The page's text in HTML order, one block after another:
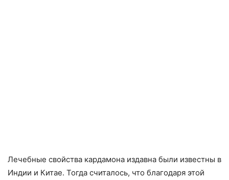
Лечебные свойства кардамона издавна были известны в
Индии и Китае. Тогда считалось, что благодаря этой